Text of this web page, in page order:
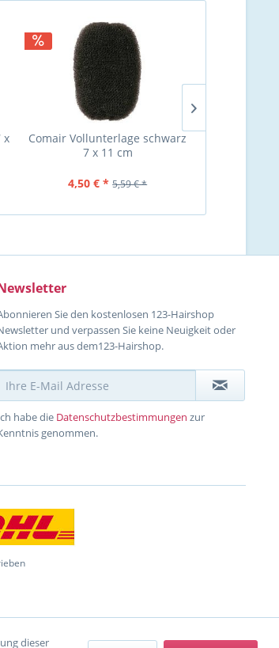
x
Comair Vollunterlage schwarz
7 x 11 cm
4,50 € * 5,59 € *
Sie den kostenlosen 123-Hairshop
und verpassen Sie keine Neuigkeit oder
mehr aus dem123-Hairshop.
habe die Datenschutzbestimmungen zur
genommen.
dieser